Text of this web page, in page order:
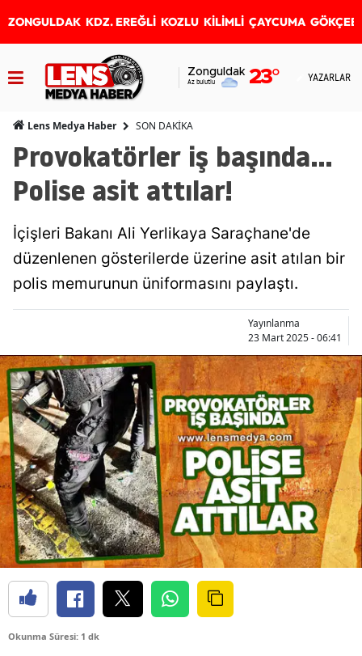
ZONGULDAK KDZ. EREĞLİ KOZLU KİLİMLİ ÇAYCUMA
Zonguldak
Az bulutlu 23° YAZARLAR
Lens Medya Haber SON DAKİKA
Provokatörler iş başında...
Polise asit attılar!
İçişleri Bakanı Ali Yerlikaya Saraçhane'de
düzenlenen gösterilerde üzerine asit atılan bir
polis memurunun üniformasını paylaştı.
Yayınlanma
23 Mart 2025 - 06:41
Okunma Süresi: 1 dk